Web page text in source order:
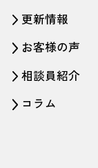
更新情報
お客様の声
相談員紹介
コラム